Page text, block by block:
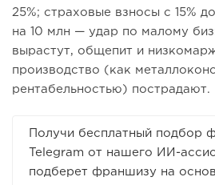
25%; страховые взносы с 15%
на 10 млн — удар по малому
вырастут, общепит и
производство (как
рентабельностью) пострадают.
Получи бесплатный подбор
Telegram от нашего ИИ-
подберет франшизу на